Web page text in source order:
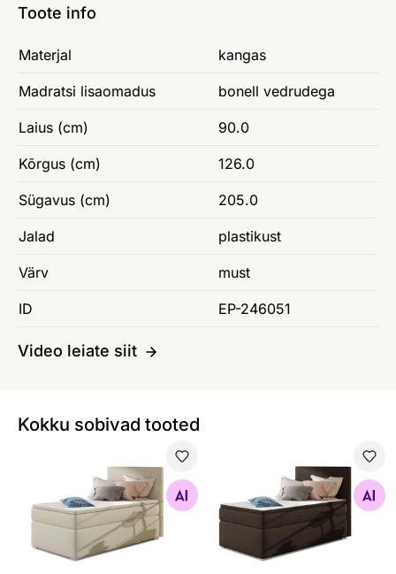
Toote info
Materjal kangas
Madratsi lisaomadus bonell vedrudega
Laius (cm) 90.0
Kõrgus (cm) 126.0
Sügavus (cm) 205.0
Jalad plastikust
Värv must
ID EP-246051
Video leiate siit
Kokku sobivad tooted
Pesukastiga kontinentaalvoodi Sandy 90x200 cm
Otsi sarnaseid
Pesukastiga
Otsi sarnaseid